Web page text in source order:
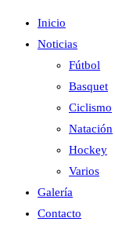
Inicio
Noticias
Fútbol
Basquet
Ciclismo
Natación
Hockey
Varios
Galería
Contacto